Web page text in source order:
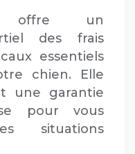
offre un
des frais
essentiels
chien. Elle
une garantie
pour vous
situations